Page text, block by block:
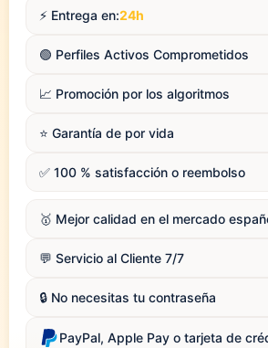
⚡️ Entrega en:24h
🟢 Perfiles Activos Comprometidos
📈 Promoción por los algoritmos
⭐️ Garantía de por vida
✅ 100 % satisfacción o reembolso
🥇 Mejor calidad en el mercado
💬 Servicio al Cliente 7/7
🔒 No necesitas tu contraseña
PayPal, Apple Pay o tarjeta de